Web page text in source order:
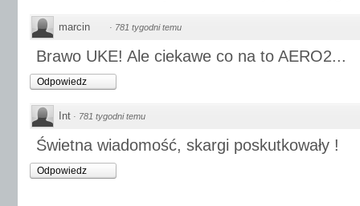
marcin · 781 tygodni temu
Brawo UKE! Ale ciekawe co na to AERO2...
Odpowiedz
Int · 781 tygodni temu
Świetna wiadomość, skargi poskutkowały !
Odpowiedz